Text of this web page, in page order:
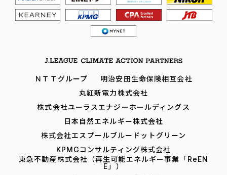
ＮＴＴグループ
明治安田生命保険相互会社
丸紅新電力株式会社
株式会社ユーラスエナジーホールディングス
日本自然エネルギー株式会社
株式会社エスプールブルードットグリーン
KPMGコンサルティング株式会社
東急不動産株式会社（再生可能エネルギー事業「ReEN
E」）